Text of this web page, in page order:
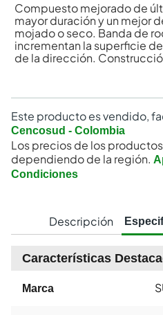
Compuesto mejorado de
mayor duración y un mejor
mojado o seco. Banda de
incrementan la superficie
de la dirección.
Este producto es vendido,
Cencosud - Colombia
Los precios de los
dependiendo de la región.
Condiciones
Descripción
Características
Marca